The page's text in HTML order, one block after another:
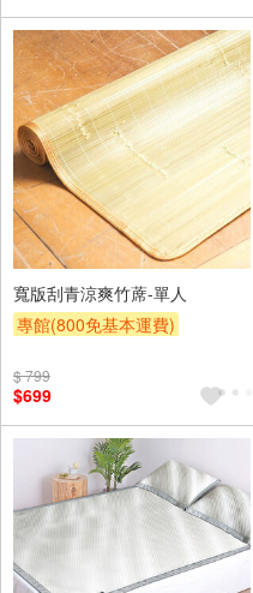
寬版刮青涼爽竹蓆-單人
專館(800免基本運費)
$ 799
$699